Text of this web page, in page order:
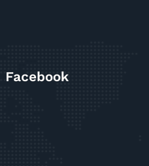
Facebook